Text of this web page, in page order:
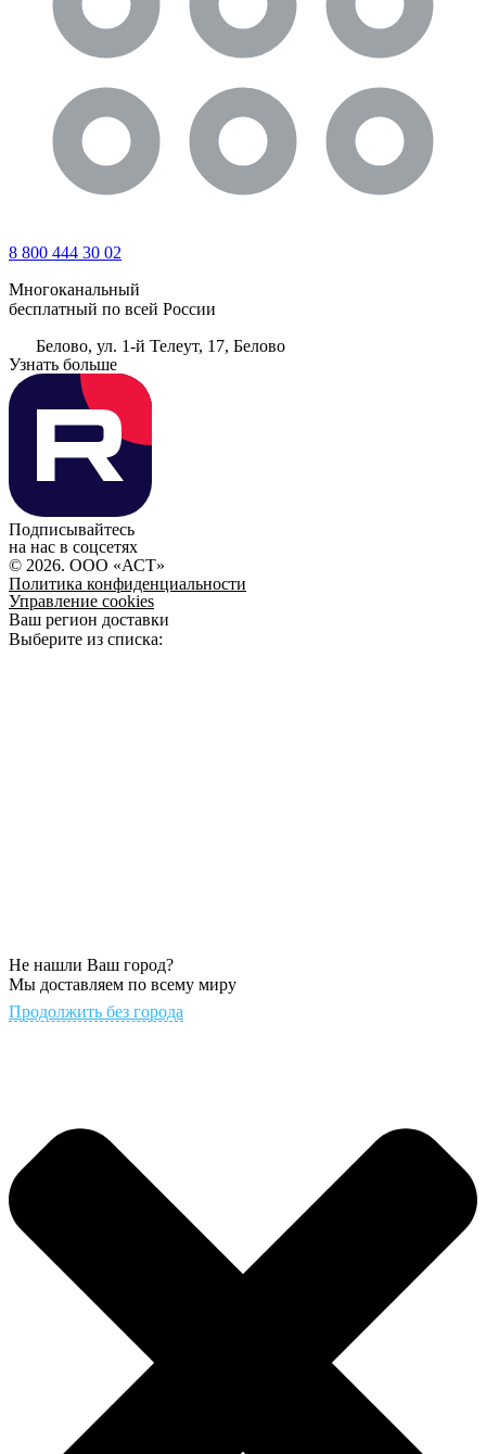
8 800 444 30 02
Многоканальный
бесплатный по всей России
Белово, ул. 1-й Телеут, 17, Белово
Узнать больше
Подписывайтесь
на нас в соцсетях
© 2026. ООО «АСТ»
Политика конфиденциальности
Управление cookies
Ваш регион доставки
Выберите из списка:
Не нашли Ваш город?
Мы доставляем по всему миру
Продолжить без города